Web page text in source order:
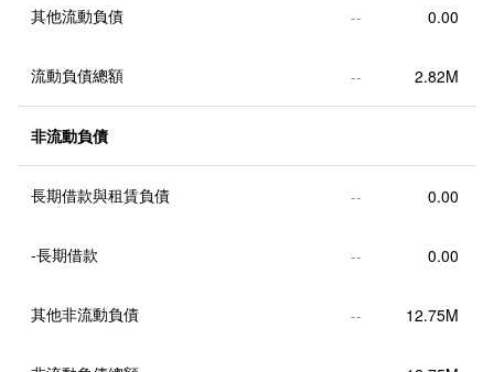
其他流動負債 -- 0.00
流動負債總額 -- 2.82M
非流動負債
長期借款與租賃負債 -- 0.00
-長期借款 -- 0.00
其他非流動負債 -- 12.75M